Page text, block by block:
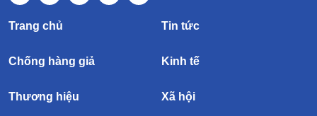
Trang chủ Tin tức
Chống hàng giả Kinh tế
Thương hiệu Xã hội